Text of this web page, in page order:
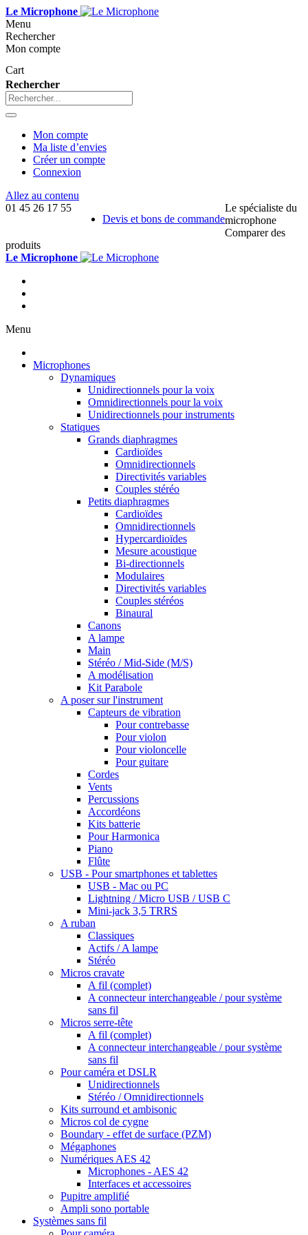
Le Microphone
Menu
Rechercher
Mon compte
Cart
Rechercher
Mon compte
Ma liste d’envies
Créer un compte
Connexion
Allez au contenu
01 45 26 17 55
Devis et bons de commande
Le spécialiste du
microphone
Comparer des
produits
Le Microphone
Menu
Microphones
Dynamiques
Unidirectionnels pour la voix
Omnidirectionnels pour la voix
Unidirectionnels pour instruments
Statiques
Grands diaphragmes
Cardioïdes
Omnidirectionnels
Directivités variables
Couples stéréo
Petits diaphragmes
Cardioïdes
Omnidirectionnels
Hypercardioïdes
Mesure acoustique
Bi-directionnels
Modulaires
Directivités variables
Couples stéréos
Binaural
Canons
A lampe
Main
Stéréo / Mid-Side (M/S)
A modélisation
Kit Parabole
A poser sur l'instrument
Capteurs de vibration
Pour contrebasse
Pour violon
Pour violoncelle
Pour guitare
Cordes
Vents
Percussions
Accordéons
Kits batterie
Pour Harmonica
Piano
Flûte
USB - Pour smartphones et tablettes
USB - Mac ou PC
Lightning / Micro USB / USB C
Mini-jack 3,5 TRRS
A ruban
Classiques
Actifs / A lampe
Stéréo
Micros cravate
A fil (complet)
A connecteur interchangeable / pour système
sans fil
Micros serre-tête
A fil (complet)
A connecteur interchangeable / pour système
sans fil
Pour caméra et DSLR
Unidirectionnels
Stéréo / Omnidirectionnels
Kits surround et ambisonic
Micros col de cygne
Boundary - effet de surface (PZM)
Mégaphones
Numériques AES 42
Microphones - AES 42
Interfaces et accessoires
Pupitre amplifié
Ampli sono portable
Systèmes sans fil